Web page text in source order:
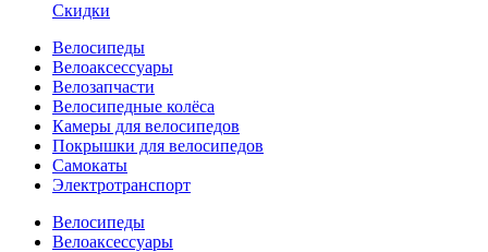
Скидки
Велосипеды
Велоаксессуары
Велозапчасти
Велосипедные колёса
Камеры для велосипедов
Покрышки для велосипедов
Самокаты
Электротранспорт
Велосипеды
Велоаксессуары